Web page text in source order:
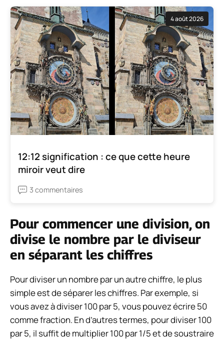
4 août 2026
12:12 signification : ce que cette heure
miroir veut dire
3 commentaires
Pour commencer une division, on
divise le nombre par le diviseur
en séparant les chiffres
Pour diviser un nombre par un autre chiffre, le plus
simple est de séparer les chiffres. Par exemple, si
vous avez à diviser 100 par 5, vous pouvez écrire 50
comme fraction. En d’autres termes, pour diviser 100
par 5, il suffit de multiplier 100 par 1/5 et de soustraire